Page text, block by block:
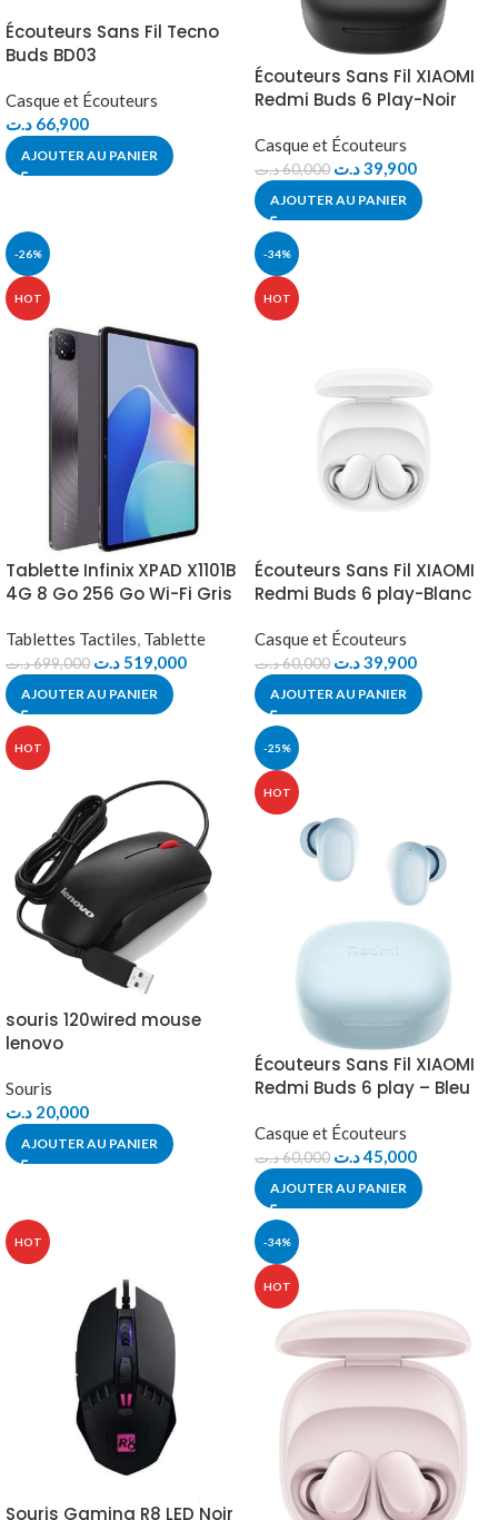
Écouteurs Sans Fil Tecno
Buds BD03
Casque et Écouteurs
66,900 د.ت
AJOUTER AU PANIER
Écouteurs Sans Fil XIAOMI
Redmi Buds 6 Play-Noir
Casque et Écouteurs
60,000د.ت 39,900د.ت
AJOUTER AU PANIER
-26%
HOT
Tablette Infinix XPAD X1101B
4G 8 Go 256 Go Wi-Fi Gris
Tablettes Tactiles, Tablette
699,000د.ت 519,000د.ت
AJOUTER AU PANIER
-34%
HOT
Écouteurs Sans Fil XIAOMI
Redmi Buds 6 play-Blanc
Casque et Écouteurs
60,000د.ت 39,900د.ت
AJOUTER AU PANIER
HOT
souris 120wired mouse
lenovo
Souris
20,000 د.ت
AJOUTER AU PANIER
-25%
HOT
Écouteurs Sans Fil XIAOMI
Redmi Buds 6 play – Bleu
Casque et Écouteurs
60,000د.ت 45,000د.ت
AJOUTER AU PANIER
HOT
Souris Gaming R8 LED Noir
-34%
HOT